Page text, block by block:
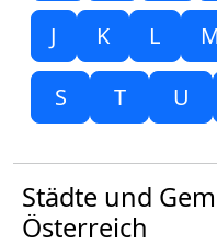
J K L
S T U
Städte und
Österreich